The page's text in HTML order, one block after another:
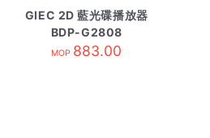
GIEC 2D 藍光碟播放器
BDP-G2808
MOP 883.00